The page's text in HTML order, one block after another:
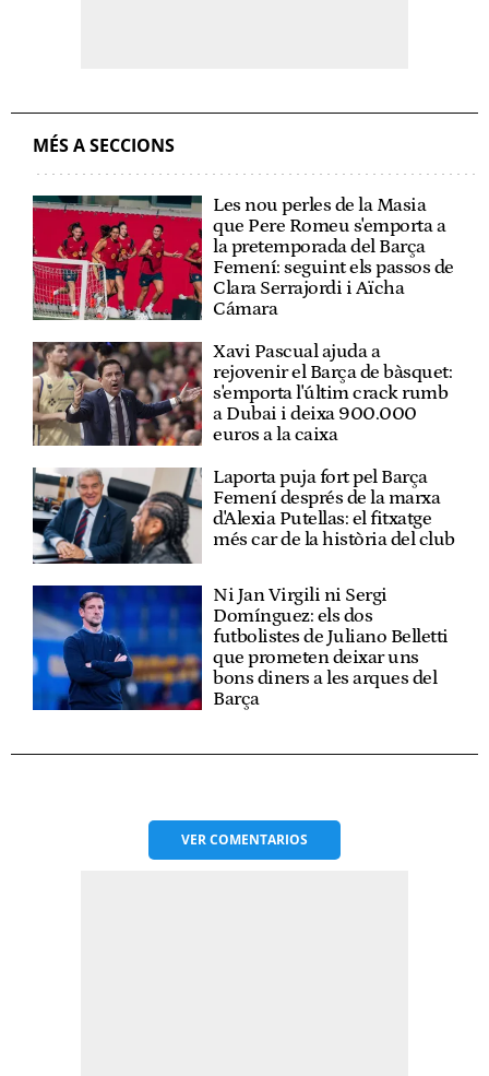
MÉS A SECCIONS
Les nou perles de la Masia
que Pere Romeu s'emporta a
la pretemporada del Barça
Femení: seguint els passos de
Clara Serrajordi i Aïcha
Cámara
Xavi Pascual ajuda a
rejovenir el Barça de bàsquet:
s'emporta l'últim crack rumb
a Dubai i deixa 900.000
euros a la caixa
Laporta puja fort pel Barça
Femení després de la marxa
d'Alexia Putellas: el fitxatge
més car de la història del club
Ni Jan Virgili ni Sergi
Domínguez: els dos
futbolistes de Juliano Belletti
que prometen deixar uns
bons diners a les arques del
Barça
VERCOMENTARIOS